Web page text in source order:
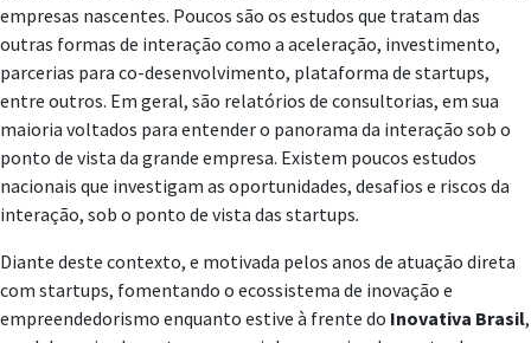
empresas nascentes. Poucos são os estudos que tratam das
outras formas de interação como a aceleração, investimento,
parcerias para co-desenvolvimento, plataforma de startups,
entre outros. Em geral, são relatórios de consultorias, em sua
maioria voltados para entender o panorama da interação sob o
ponto de vista da grande empresa. Existem poucos estudos
nacionais que investigam as oportunidades, desafios e riscos da
interação, sob o ponto de vista das startups.
Diante deste contexto, e motivada pelos anos de atuação direta
com startups, fomentando o ecossistema de inovação e
empreendedorismo enquanto estive à frente do Inovativa Brasil,